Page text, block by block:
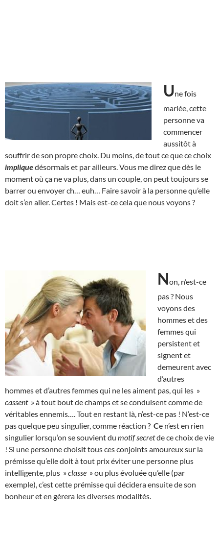
Une fois
mariée, cette
personne va
commencer
aussitôt à
souffrir de son propre choix. Du moins, de tout ce que ce choix
impliquedésormais et par ailleurs. Vous me direz que dès le
moment où ça ne va plus, dans un couple, on peut toujours se
barrer ou envoyer ch… euh… Faire savoir à la personne qu’elle
doit s’en aller. Certes ! Mais est-ce cela que nous voyons ?
Non, n’est-ce
pas ? Nous
voyons des
hommes et des
femmes qui
persistent et
signent et
demeurent avec
d’autres
hommes et d’autres femmes qui ne les aiment pas, qui les »
cassent» à tout bout de champs et se conduisent comme de
véritables ennemis…. Tout en restant là, n’est-ce pas ! N’est-ce
pas quelque peu singulier, comme réaction ? Ce n’est en rien
singulier lorsqu’on se souvient du motif secretde ce choix de vie
! Si une personne choisit tous ces conjoints amoureux sur la
prémisse qu’elle doit à tout prix éviter une personne plus
intelligente, plus »classe » ou plus évoluée qu’elle (par
exemple), c’est cette prémisse qui décidera ensuite de son
bonheur et en gèrera les diverses modalités.